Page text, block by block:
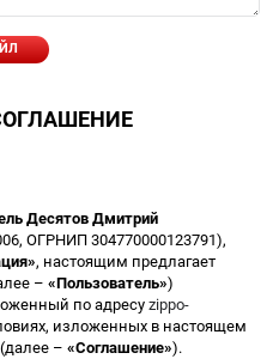
Десятов Дмитрий
ОГРНИП 304770000123791),
, настоящим предлагает
– «Пользователь»)
по адресу zippo-
изложенных в настоящем
– «Соглашение»).